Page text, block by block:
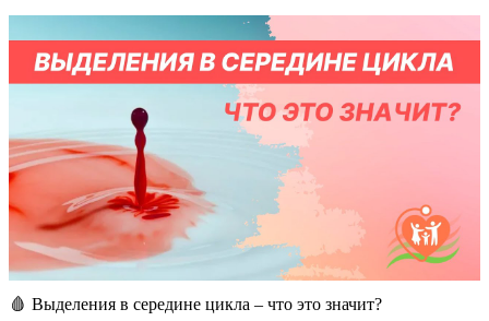
🩸 Выделения в середине цикла – что это значит?